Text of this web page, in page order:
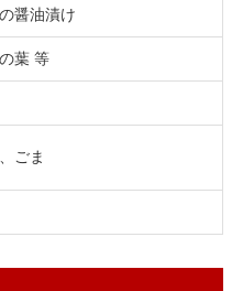
醤油漬け
葉 等
ごま